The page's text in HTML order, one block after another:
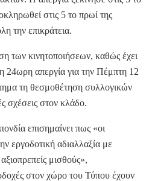
στις 5 το πρωί της
την επικράτεια.
των κινητοποιήσεων, καθώς έχει
24ωρη απεργία για την Πέμπτη 12
τη θεσμοθέτηση συλλογικών
σχέσεις στον κλάδο.
επισημαίνει πως «οι
εργοδοτική αδιαλλαξία με
μισθούς»,
στον χώρο του Τύπου έχουν